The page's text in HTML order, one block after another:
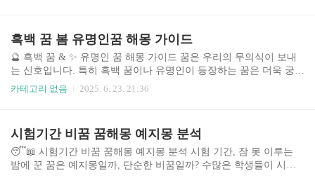
니다. 최근 꿈 해몽에 대한 관심이 증가함에 따라 다양한 온라인 플
랫폼과 서적, 전문가들이 등장하고 있으며, 그 접근 방식과 해석의
정확성에 대한 평가가 중요해지고 있습니다. 이 글을 통해 꿈 해몽을
좀 더 과학적이고 심리적으로 이해하는 데 도움을 드리고자 합니다.
이러한 분석은 꿈..
흑백 꿈 봄 유명인꿈 해몽 가이드
🔮 흑백 꿈 & ✨ 유명인 꿈 해몽 가이드 꿈은 우리의 무의식이 보내
는 신호입니다. 특히 흑백 꿈이나 유명인이 등장하는 꿈은 더욱 궁금
증을 자극하죠. 이 가이드는 흑백 꿈과 유명인 꿈의 다양한 해석과
점을 염두에 두시기 바랍니다. 최근 몇 년 동안 꿈 해몽에 대한 관심
이 증가하면서, 다양한 앱, 책, 웹사이트 등을 통해 쉽게 정보를 얻을
수 있게 되었습니다. 하지만 정보의 양이 많아지면서, 어떤 정보를
카테고리 없음 2025. 6. 23. 21:36
시험기간 비꿈 꿈해몽 예지몽 분석
😴📖 시험기간 비꿈 꿈해몽 예지몽 분석 시험 기간, 잠 못 이루는
밤에 꾼 꿈은 예지몽일까, 단순한 비꿈일까? 수많은 학생들이 시험